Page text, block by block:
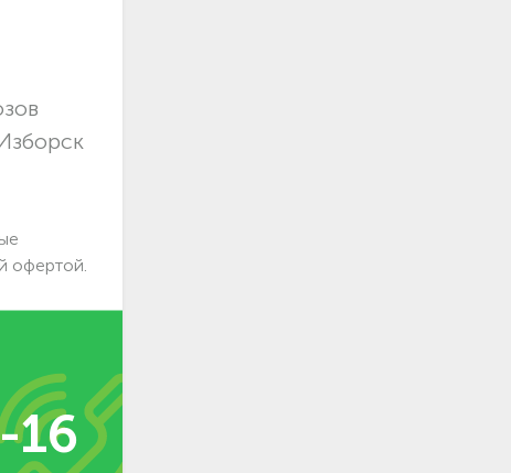
офертой.
16